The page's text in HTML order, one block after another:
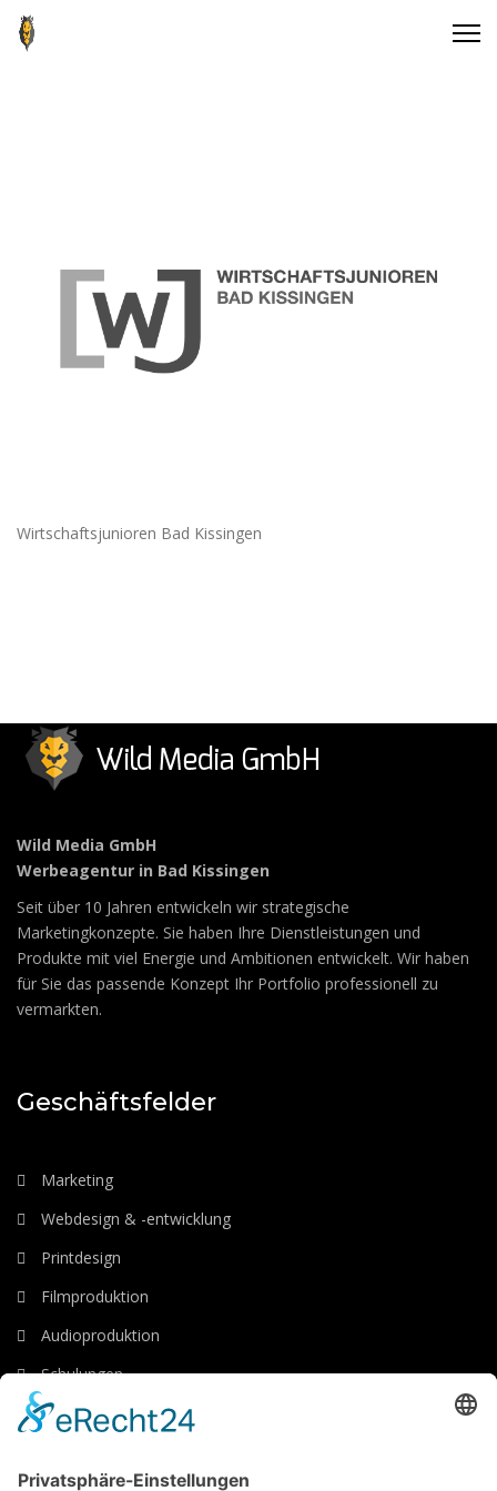
Wirtschaftsjunioren Bad Kissingen
Wild Media GmbH
Werbeagentur in Bad Kissingen
Seit über 10 Jahren entwickeln wir strategische
Marketingkonzepte. Sie haben Ihre Dienstleistungen und
Produkte mit viel Energie und Ambitionen entwickelt. Wir haben
für Sie das passende Konzept Ihr Portfolio professionell zu
vermarkten.
Geschäftsfelder
Marketing
Webdesign & -entwicklung
Printdesign
Filmproduktion
Audioproduktion
Schulungen
Luftaufnahmen